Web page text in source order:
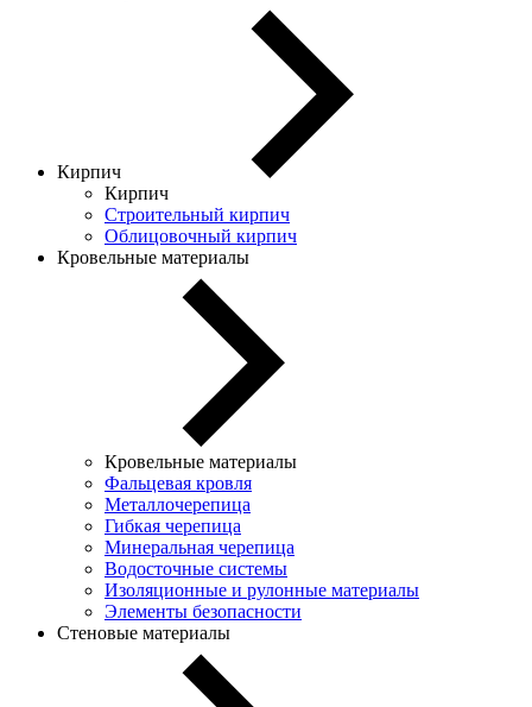
Кирпич
Кирпич
Строительный кирпич
Облицовочный кирпич
Кровельные материалы
Кровельные материалы
Фальцевая кровля
Металлочерепица
Гибкая черепица
Минеральная черепица
Водосточные системы
Изоляционные и рулонные материалы
Элементы безопасности
Стеновые материалы